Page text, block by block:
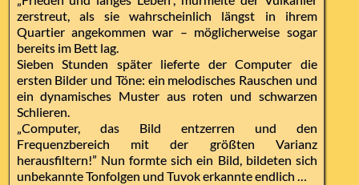
zerstreut, als sie wahrscheinlich längst in ihrem
Quartier angekommen war – möglicherweise sogar
bereits im Bett lag.
Sieben Stunden später lieferte der Computer die
ersten Bilder und Töne: ein melodisches Rauschen und
ein dynamisches Muster aus roten und schwarzen
Schlieren.
„Computer, das Bild entzerren und den
Frequenzbereich mit der größten Varianz
herausfiltern!” Nun formte sich ein Bild, bildeten sich
unbekannte Tonfolgen und Tuvok erkannte endlich …